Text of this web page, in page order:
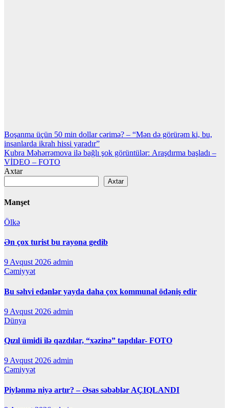
Yazı
naviqasiyası
Boşanma üçün 50 min dollar cərimə? – “Mən də görürəm ki, bu,
insanlarda ikrah hissi yaradır”
Kubra Məhərrəmova ilə bağlı şok görüntülər: Araşdırma başladı –
VİDEO – FOTO
Axtar
Axtar
Manşet
Ölkə
Ən çox turist bu rayona gedib
9 Avqust 2026 admin
Cəmiyyət
Bu səhvi edənlər yayda daha çox kommunal ödəniş edir
9 Avqust 2026 admin
Dünya
Qızıl ümidi ilə qazdılar, “xəzinə” tapdılar- FOTO
9 Avqust 2026 admin
Cəmiyyət
Piylənmə niyə artır? – Əsas səbəblər AÇIQLANDI